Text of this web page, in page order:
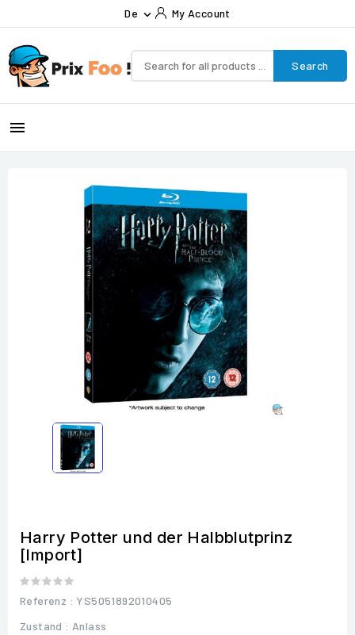
De  My Account
Search

Harry Potter und der Halbblutprinz
[Import]
Referenz : YS5051892010405
Zustand : Anlass